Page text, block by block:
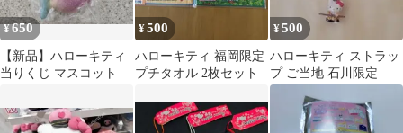
¥650
【新品】ハローキティ
当りくじ マスコット
¥500
ハローキティ 福岡限定
プチタオル 2枚セット
¥500
ハローキティ ストラッ
プ ご当地 石川限定